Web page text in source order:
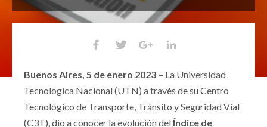
Buenos Aires, 5 de enero 2023 – La Universidad
Tecnológica Nacional (UTN) a través de su Centro
Tecnológico de Transporte, Tránsito y Seguridad Vial
(C3T), dio a conocer la evolución del Índice de